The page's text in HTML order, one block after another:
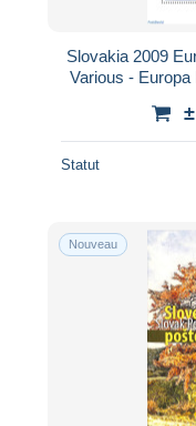
Slovakia 2009
Various -
Statut
Nouveau